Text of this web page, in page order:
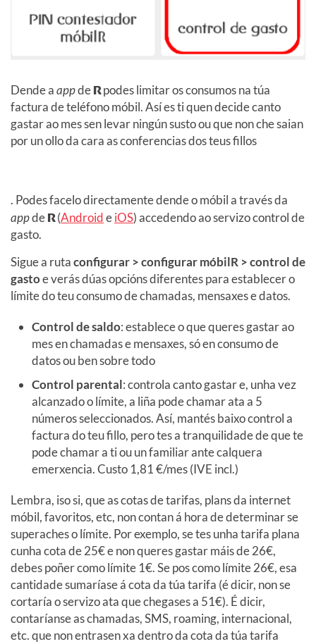
Dende aappdeRpodes limitar os consumos na túa
factura de teléfono móbil. Así es ti quen decide canto
gastar ao mes sen levar ningún susto ou que non che saian
por un ollo da cara as conferencias dos teus fillos
. Podes facelo directamente dende o móbil a través da
appdeR(AndroideiOS) accedendo ao servizo control de
gasto.
Sigue a rutaconfigurar > configurar móbilR > control de
gastoe verás dúas opcións diferentes para establecer o
límite do teu consumo de chamadas, mensaxes e datos.
Control de saldo: establece o que queres gastar ao
mes en chamadas e mensaxes, só en consumo de
datos ou ben sobre todo
Control parental: controla canto gastar e, unha vez
alcanzado o límite, a liña pode chamar ata a 5
números seleccionados. Así, mantés baixo control a
factura do teu fillo, pero tes a tranquilidade de que te
pode chamar a ti ou un familiar ante calquera
emerxencia. Custo 1,81 €/mes (IVE incl.)
Lembra, iso si, que as cotas de tarifas, plans da internet
móbil, favoritos, etc, non contan á hora de determinar se
superaches o límite. Por exemplo, se tes unha tarifa plana
cunha cota de 25€ e non queres gastar máis de 26€,
debes poñer como límite 1€. Se pos como límite 26€, esa
cantidade sumaríase á cota da túa tarifa (é dicir, non se
cortaría o servizo ata que chegases a 51€). É dicir,
contaríanse as chamadas, SMS, roaming, internacional,
etc. que non entrasen xa dentro da cota da túa tarifa